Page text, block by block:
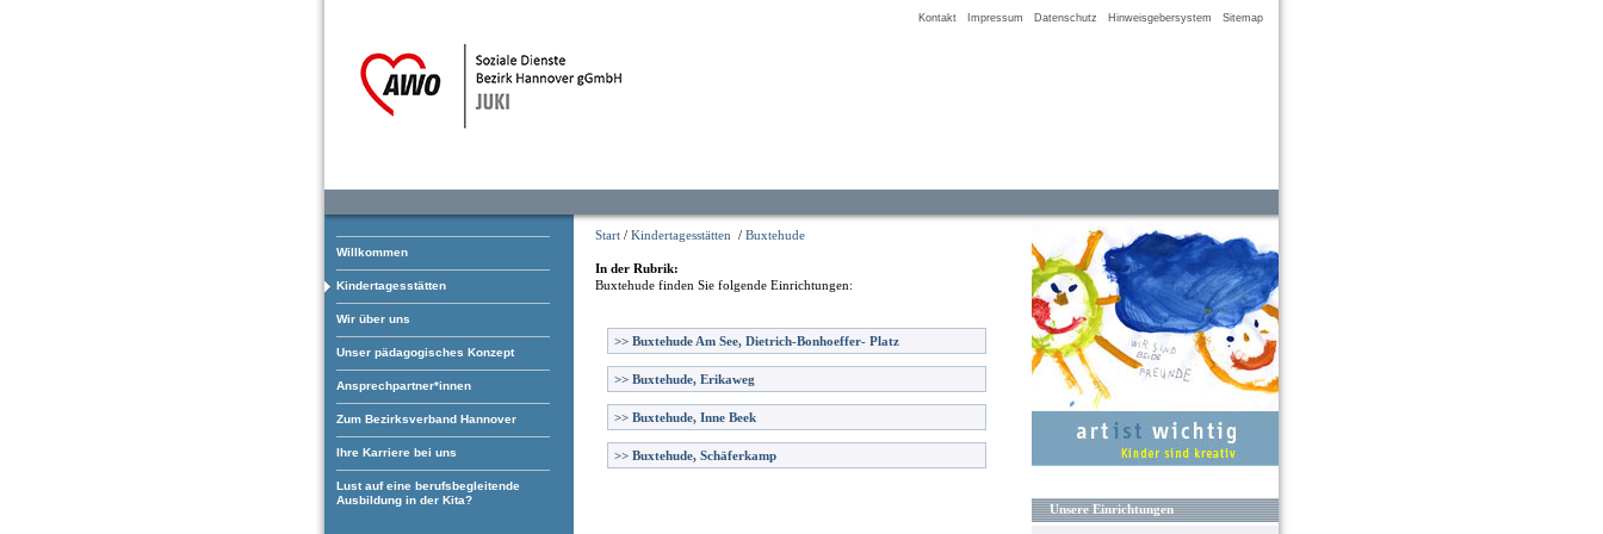
Kontakt Impressum Datenschutz Hinweisgebersystem Sitemap
Willkommen
Kindertagesstätten
Wir über uns
Unser pädagogisches Konzept
Ansprechpartner*innen
Zum Bezirksverband Hannover
Ihre Karriere bei uns
Lust auf eine berufsbegleitende
Ausbildung in der Kita?
Start / Kindertagesstätten / Buxtehude
In der Rubrik:
Buxtehude finden Sie folgende Einrichtungen:
>> Buxtehude Am See, Dietrich-Bonhoeffer- Platz
>> Buxtehude, Erikaweg
>> Buxtehude, Inne Beek
>> Buxtehude, Schäferkamp
Unsere Einrichtungen